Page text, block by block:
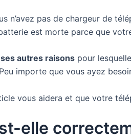
n’avez pas de chargeur de
est morte parce que
autres raisons pour
importe que vous ayez
vous aidera et que votre
elle